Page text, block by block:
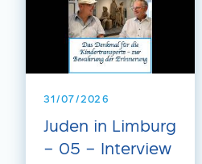
31/07/2026
Juden in Limburg
– 05 – Interview